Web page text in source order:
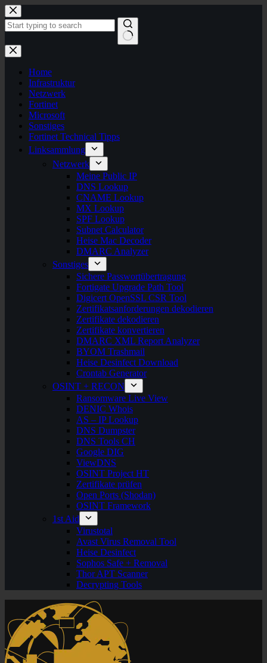
Zum
Inhalt
springen
Keine
Ergebnisse
Home
Infrastruktur
Netzwerk
Fortinet
Microsoft
Sonstiges
Fortinet Technical Tipps
Linksammlung
Netzwerk
Meine Public IP
DNS Lookup
CNAME Lookup
MX Lookup
SPF Lookup
Subnet Calculator
Heise Mac Decoder
DMARC Analyzer
Sonstiges
Sichere Passwortübertragung
Fortigate Upgrade Path Tool
Digicert OpenSSL CSR Tool
Zertifikatsanforderungen dekodieren
Zertifikate dekodieren
Zertifikate konvertieren
DMARC XML Report Analyzer
BYOM Trashmail
Heise Desinfect Download
Crontab Generator
OSINT + RECON
Ransomware Live View
DENIC Whois
AS – IP Lookup
DNS Dumpster
DNS Tools CH
Google DIG
ViewDNS
OSINT Project HT
Zertifikate prüfen
Open Ports (Shodan)
OSINT Framework
1st Aid
Virustotal
Avast Virus Removal Tool
Heise Desinfect
Sophos Safe + Removal
Thor APT Scanner
Decrypting Tools